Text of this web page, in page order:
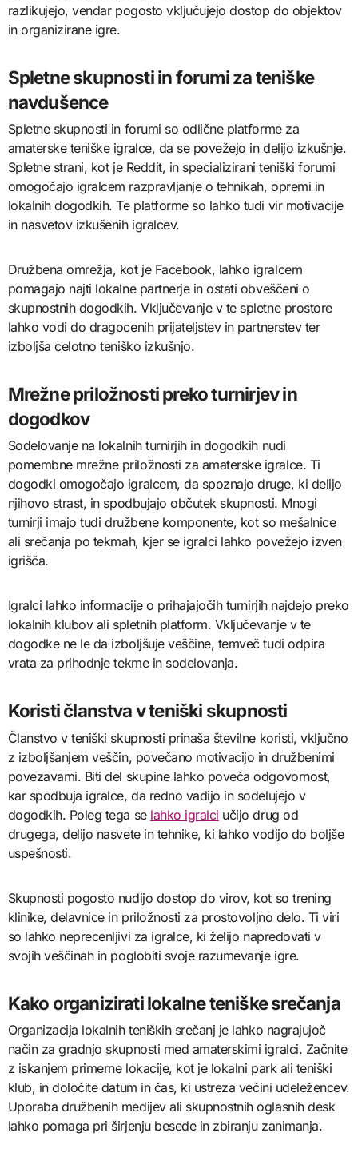
razlikujejo, vendar pogosto vključujejo dostop do objektov
in organizirane igre.
Spletne skupnosti in forumi za teniške
navdušence
Spletne skupnosti in forumi so odlične platforme za
amaterske teniške igralce, da se povežejo in delijo izkušnje.
Spletne strani, kot je Reddit, in specializirani teniški forumi
omogočajo igralcem razpravljanje o tehnikah, opremi in
lokalnih dogodkih. Te platforme so lahko tudi vir motivacije
in nasvetov izkušenih igralcev.
Družbena omrežja, kot je Facebook, lahko igralcem
pomagajo najti lokalne partnerje in ostati obveščeni o
skupnostnih dogodkih. Vključevanje v te spletne prostore
lahko vodi do dragocenih prijateljstev in partnerstev ter
izboljša celotno teniško izkušnjo.
Mrežne priložnosti preko turnirjev in
dogodkov
Sodelovanje na lokalnih turnirjih in dogodkih nudi
pomembne mrežne priložnosti za amaterske igralce. Ti
dogodki omogočajo igralcem, da spoznajo druge, ki delijo
njihovo strast, in spodbujajo občutek skupnosti. Mnogi
turnirji imajo tudi družbene komponente, kot so mešalnice
ali srečanja po tekmah, kjer se igralci lahko povežejo izven
igrišča.
Igralci lahko informacije o prihajajočih turnirjih najdejo preko
lokalnih klubov ali spletnih platform. Vključevanje v te
dogodke ne le da izboljšuje veščine, temveč tudi odpira
vrata za prihodnje tekme in sodelovanja.
Koristi članstva v teniški skupnosti
Članstvo v teniški skupnosti prinaša številne koristi, vključno
z izboljšanjem veščin, povečano motivacijo in družbenimi
povezavami. Biti del skupine lahko poveča odgovornost,
kar spodbuja igralce, da redno vadijo in sodelujejo v
dogodkih. Poleg tega se lahko igralci učijo drug od
drugega, delijo nasvete in tehnike, ki lahko vodijo do boljše
uspešnosti.
Skupnosti pogosto nudijo dostop do virov, kot so trening
klinike, delavnice in priložnosti za prostovoljno delo. Ti viri
so lahko neprecenljivi za igralce, ki želijo napredovati v
svojih veščinah in poglobiti svoje razumevanje igre.
Kako organizirati lokalne teniške srečanja
Organizacija lokalnih teniških srečanj je lahko nagrajujoč
način za gradnjo skupnosti med amaterskimi igralci. Začnite
z iskanjem primerne lokacije, kot je lokalni park ali teniški
klub, in določite datum in čas, ki ustreza večini udeležencev.
Uporaba družbenih medijev ali skupnostnih oglasnih desk
lahko pomaga pri širjenju besede in zbiranju zanimanja.